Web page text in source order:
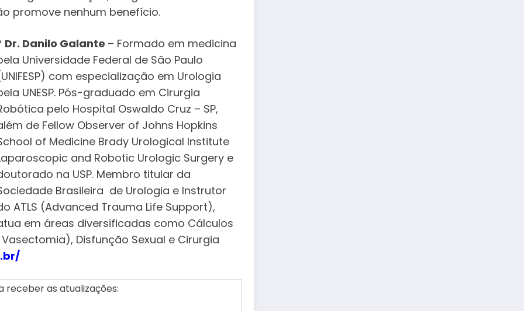
promove nenhum benefício.
Dr. Danilo Galante – Formado em medicina
Universidade Federal de São Paulo
com especialização em Urologia
UNESP. Pós-graduado em Cirurgia
pelo Hospital Oswaldo Cruz – SP,
de Fellow Observer of Johns Hopkins
of Medicine Brady Urological Institute
and Robotic Urologic Surgery e
na USP. Membro titular da
Brasileira de Urologia e Instrutor
ATLS (Advanced Trauma Life Support),
em áreas diversificadas como Cálculos
Disfunção Sexual e Cirurgia
receber as atualizações: